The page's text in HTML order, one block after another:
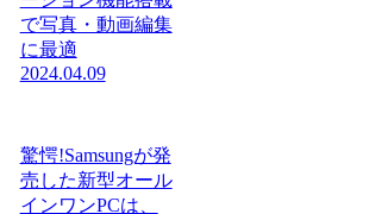
で写真・動画編集
に最適
2024.04.09
驚愕!Samsungが発
売した新型オール
インワンPCは、